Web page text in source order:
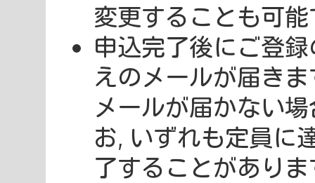
変更することも可能
申込完了後にご登
えのメールが届き
メールが届かない
お, いずれも定員に
了することがありま